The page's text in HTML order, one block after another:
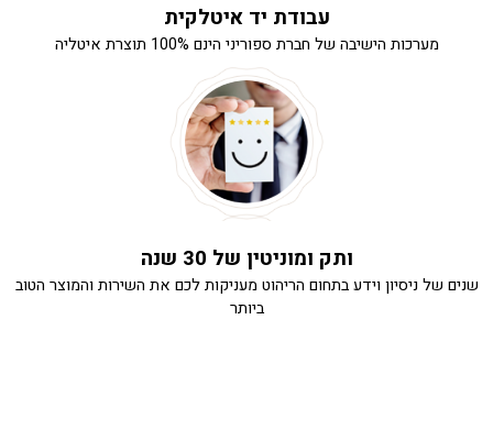
עבודת יד איטלקית
מערכות הישיבה של חברת ספוריני הינם 100% תוצרת איטליה
ותק ומוניטין של 30 שנה
שנים של ניסיון וידע בתחום הריהוט מעניקות לכם את השירות והמוצר הטוב
ביותר